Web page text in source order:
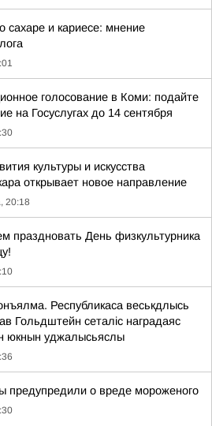
сахаре и кариесе: мнение
голосование в Коми: подайте
на Госуслугах до 14 сентября
культуры и искусства
открывает новое направление
20:18
праздновать День физкультурника
Республикаса веськдлысь
Гольдштейн сеталіс наградаяс
юкнын уджалысьяслы
предупредили о вреде мороженого